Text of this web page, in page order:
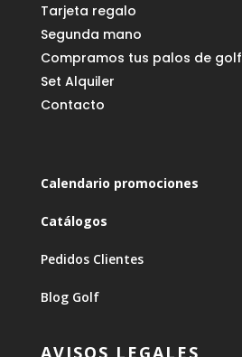
Tarjeta regalo
Segunda mano
Compramos tus palos de golf
Set Alquiler
Contacto
Calendario promociones
Catálogos
Pedidos Clientes
Blog Golf
AVISOS LEGALES